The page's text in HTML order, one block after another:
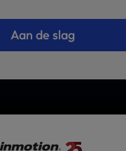
Aan de slag